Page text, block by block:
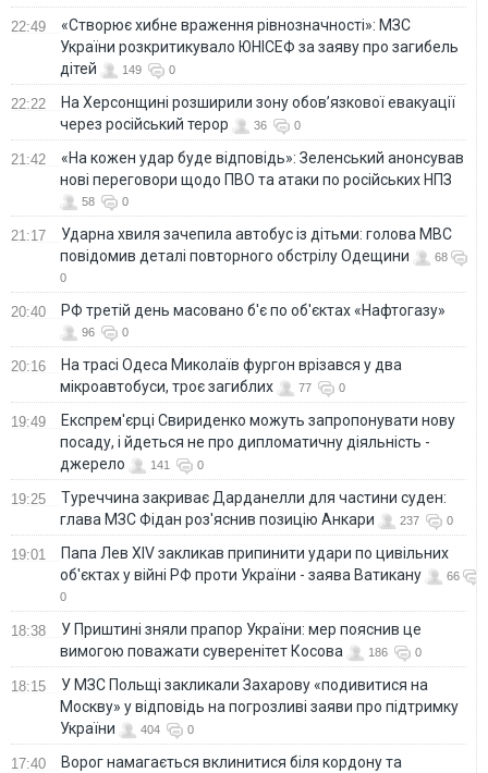
22:49
«Створює хибне враження рівнозначності»: МЗС
України розкритикувало ЮНІСЕФ за заяву про загибель
дітей
149 0
22:22
На Херсонщині розширили зону обов’язкової евакуації
через російський терор
36 0
21:42
«На кожен удар буде відповідь»: Зеленський анонсував
нові переговори щодо ПВО та атаки по російських НПЗ
58 0
21:17
Ударна хвиля зачепила автобус із дітьми: голова МВС
повідомив деталі повторного обстрілу Одещини
68
0
20:40 РФ третій день масовано б'є по об'єктах «Нафтогазу»
96 0
20:16
На трасі Одеса Миколаїв фургон врізався у два
мікроавтобуси, троє загиблих
77 0
19:49
Експрем'єрці Свириденко можуть запропонувати нову
посаду, і йдеться не про дипломатичну діяльність -
джерело
141 0
19:25
Туреччина закриває Дарданелли для частини суден:
глава МЗС Фідан роз'яснив позицію Анкари
237 0
19:01
Папа Лев XIV закликав припинити удари по цивільних
об'єктах у війні РФ проти України - заява Ватикану
66
0
18:38
У Приштині зняли прапор України: мер пояснив це
вимогою поважати суверенітет Косова
186 0
18:15
У МЗС Польщі закликали Захарову «подивитися на
Москву» у відповідь на погрозливі заяви про підтримку
України
404 0
17:40
Ворог намагається вклинитися біля кордону та